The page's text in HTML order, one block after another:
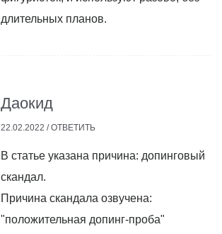
длительных планов.
Даокид
22.02.2022 /ОТВЕТИТЬ
В статье указана причина: допинговый
скандал.
Причина скандала озвучена:
"положительная допинг-проба"